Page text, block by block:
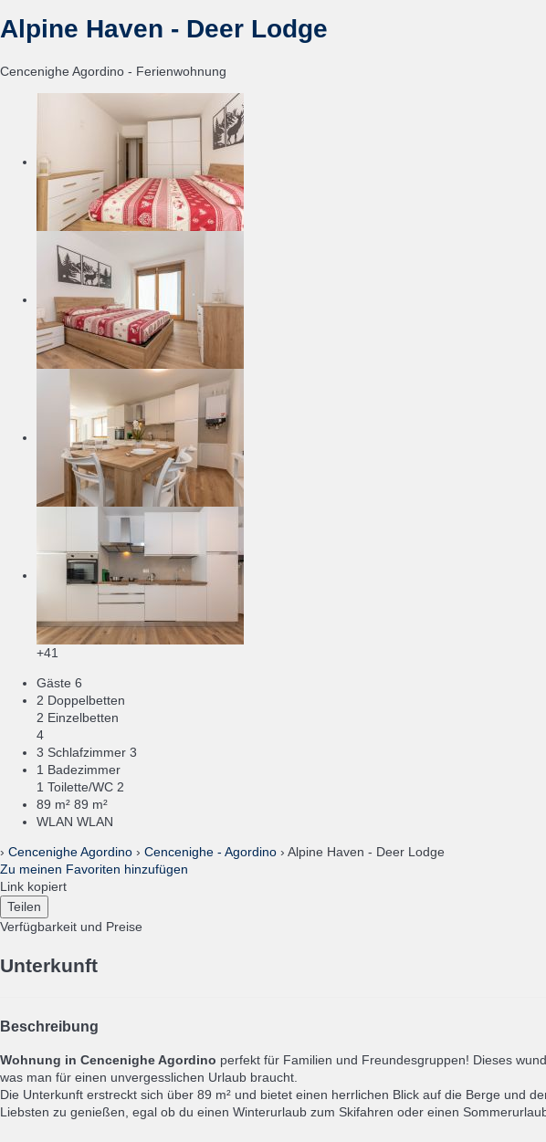
Alpine Haven - Deer Lodge
Cencenighe Agordino - Ferienwohnung
+41
Gäste 6
2 Doppelbetten
2 Einzelbetten
4
3 Schlafzimmer 3
1 Badezimmer
1 Toilette/WC 2
89 m² 89 m²
WLAN WLAN
› Cencenighe Agordino › Cencenighe - Agordino › Alpine Haven - Deer Lodge
Zu meinen Favoriten hinzufügen
Link kopiert
Teilen
Verfügbarkeit und Preise
Unterkunft
Beschreibung
Wohnung in Cencenighe Agordino perfekt für Familien und Freundesgruppen! Dieses
was man für einen unvergesslichen Urlaub braucht.
Die Unterkunft erstreckt sich über 89 m² und bietet einen herrlichen Blick auf die Berge und
Liebsten zu genießen, egal ob du einen Winterurlaub zum Skifahren oder einen